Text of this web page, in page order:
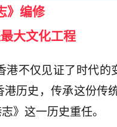
》编修
大文化工程
不仅见证了时代的
历史，传承这份传
》这一历史重任。